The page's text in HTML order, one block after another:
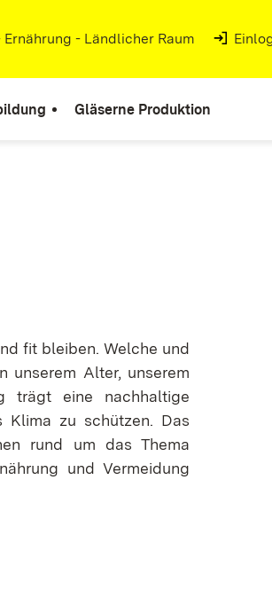
- Ländlicher Raum (Öffnet in
Gläserne Produktion
fit bleiben. Welche und
unserem Alter, unserem
trägt eine nachhaltige
zu schützen. Das
rund um das Thema
und Vermeidung